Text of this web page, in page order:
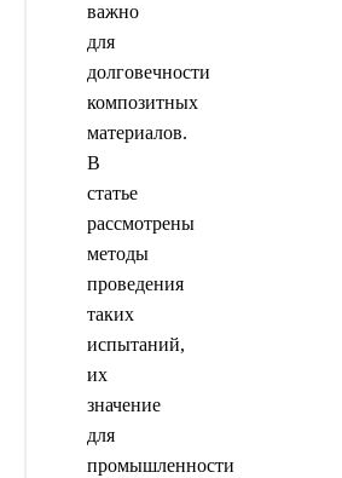
важно
для
долговечности
композитных
материалов.
В
статье
рассмотрены
методы
проведения
таких
испытаний,
их
значение
для
промышленности